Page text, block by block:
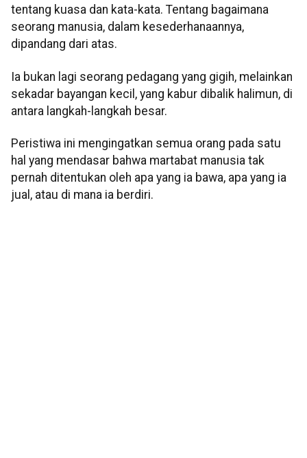
tentang kuasa dan kata-kata. Tentang bagaimana
seorang manusia, dalam kesederhanaannya,
dipandang dari atas.
Ia bukan lagi seorang pedagang yang gigih, melainkan
sekadar bayangan kecil, yang kabur dibalik halimun, di
antara langkah-langkah besar.
Peristiwa ini mengingatkan semua orang pada satu
hal yang mendasar bahwa martabat manusia tak
pernah ditentukan oleh apa yang ia bawa, apa yang ia
jual, atau di mana ia berdiri.